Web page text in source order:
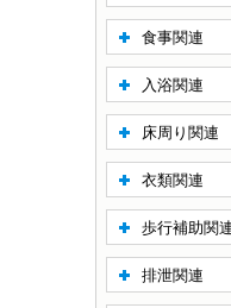
食事関連
入浴関連
床周り関連
衣類関連
歩行補助関
排泄関連